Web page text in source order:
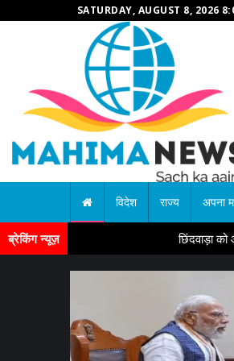
SATURDAY, AUGUST 8, 2026
विदेश राज्य अपना
ब्रेकिंग न्यूज़ छिंदवाड़ा को औद्योगिक हब